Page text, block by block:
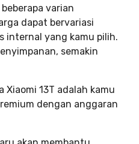
varian
dapat bervariasi
internal yang kamu pilih.
semakin
Xiaomi 13T adalah kamu
dengan anggaran